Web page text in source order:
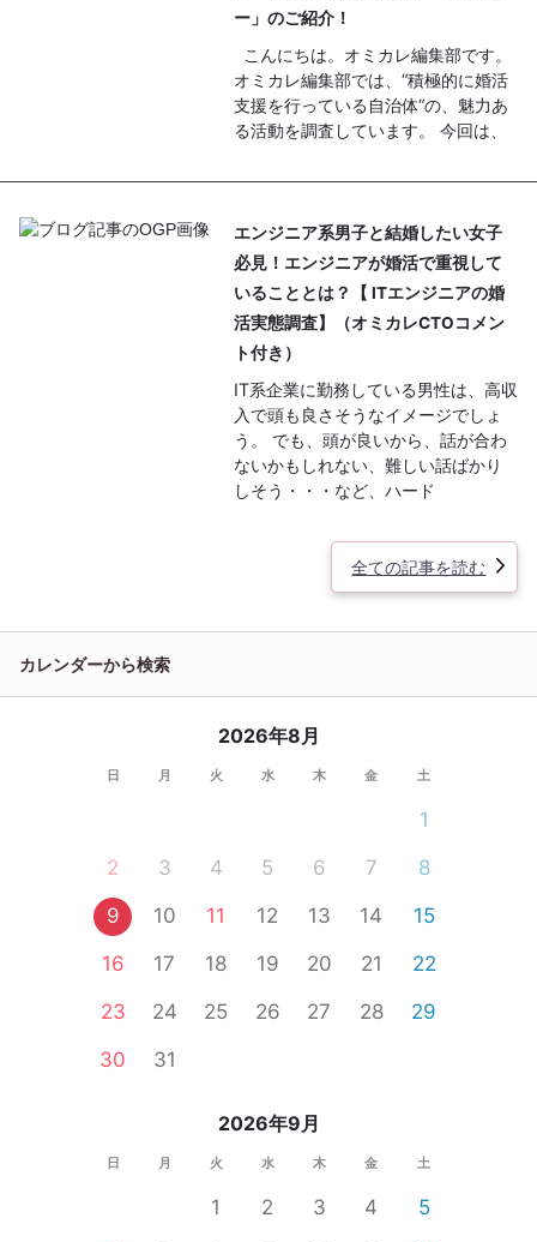
ー」のご紹介！
こんにちは。オミカレ編集部です。
オミカレ編集部では、“積極的に婚活
支援を行っている自治体“の、魅力あ
る活動を調査しています。 今回は、
エンジニア系男子と結婚したい女子
必見！エンジニアが婚活で重視して
いることとは？【 ITエンジニアの婚
活実態調査】（オミカレCTOコメン
ト付き）
IT系企業に勤務している男性は、高収
入で頭も良さそうなイメージでしょ
う。 でも、頭が良いから、話が合わ
ないかもしれない、難しい話ばかり
しそう・・・など、ハード
全ての記事を読む
カレンダーから検索
2026年8月
日 月 火 水 木 金 土
1
2
3 4 5 6 7
8
9
10 11 12 13 14
15
16
17 18 19 20 21
22
23
24 25 26 27 28
29
30
31
2026年9月
日 月 火 水 木 金 土
1 2 3 4
5